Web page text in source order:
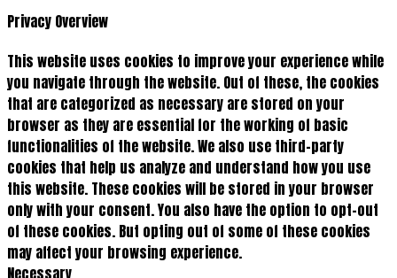
Privacy Overview
This website uses cookies to improve your experience while
you navigate through the website. Out of these, the cookies
that are categorized as necessary are stored on your
browser as they are essential for the working of basic
functionalities of the website. We also use third-party
cookies that help us analyze and understand how you use
this website. These cookies will be stored in your browser
only with your consent. You also have the option to opt-out
of these cookies. But opting out of some of these cookies
may affect your browsing experience.